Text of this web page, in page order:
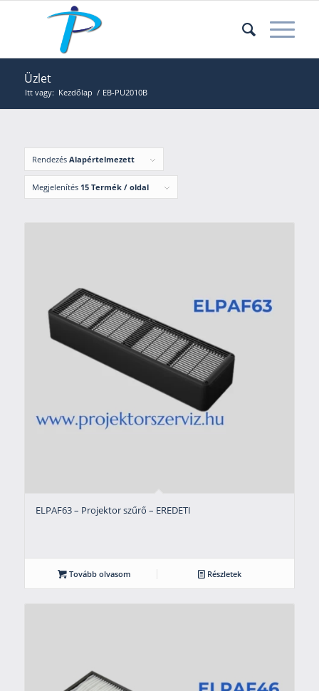
Üzlet
Itt vagy: Kezdőlap / EB-PU2010B
Rendezés Alapértelmezett
Megjelenítés 15 Termék / oldal
ELPAF63 – Projektor szűrő – EREDETI
Tovább olvasom Részletek